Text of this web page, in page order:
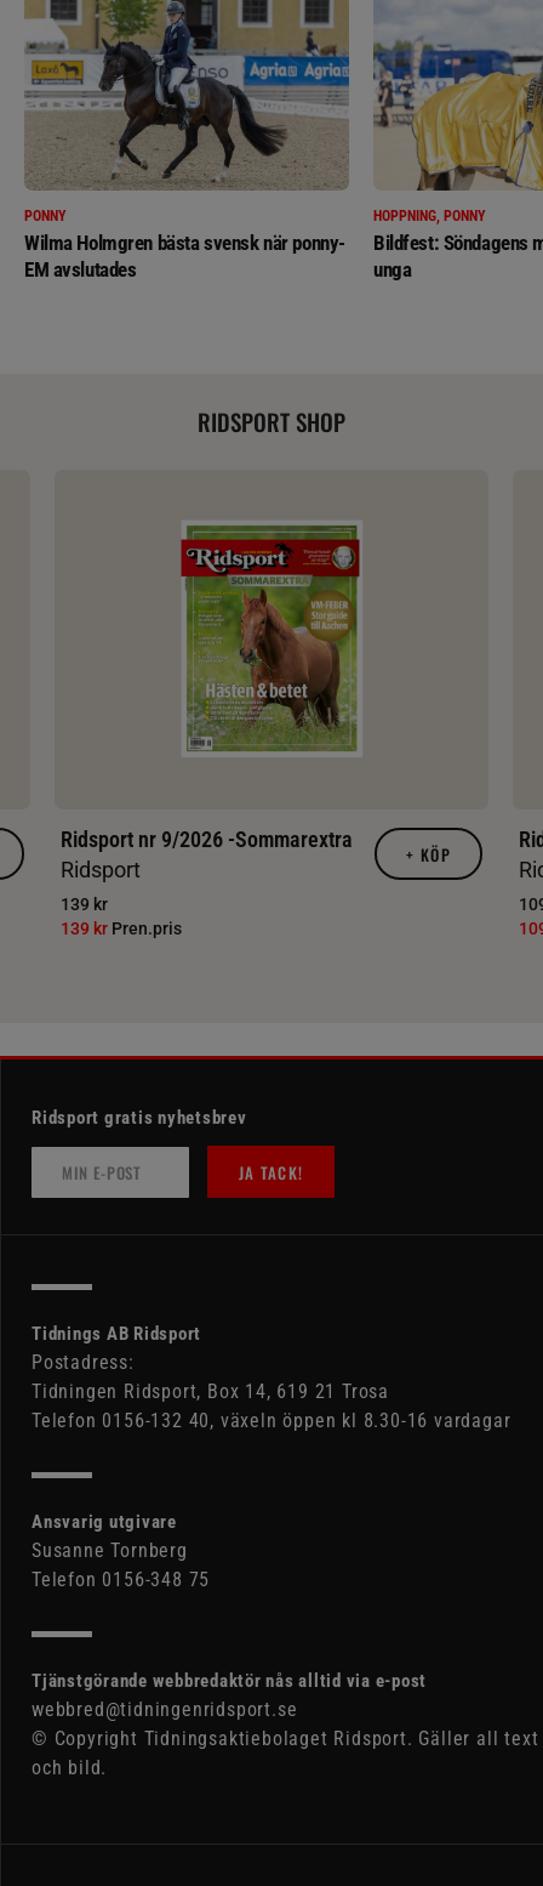
PONNY
Wilma Holmgren bästa svensk när ponny-
EM avslutades
HOPPNING, PONNY
Bildfest: Söndagens
unga
RIDSPORT SHOP
Ridsport nr 9/2026 -Sommarextra
Ridsport
139 kr
139 kr Pren.pris
+ KÖP
Ridsport gratis nyhetsbrev
JA TACK!
Tidnings AB Ridsport
Postadress:
Tidningen Ridsport, Box 14, 619 21 Trosa
Telefon 0156-132 40, växeln öppen kl 8.30-16 vardagar
Ansvarig utgivare
Susanne Tornberg
Telefon 0156-348 75
Tjänstgörande webbredaktör nås alltid via e-post
webbred@tidningenridsport.se
© Copyright Tidningsaktiebolaget Ridsport. Gäller all text
och bild.